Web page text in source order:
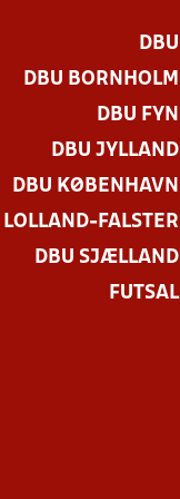
DBU
DBU BORNHOLM
DBU FYN
DBU JYLLAND
DBU KØBENHAVN
LOLLAND-FALSTER
DBU SJÆLLAND
FUTSAL